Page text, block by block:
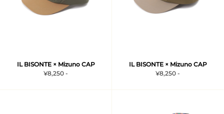
IL BISONTE × Mizuno CAP
¥8,250 -
IL BISONTE × Mizuno CAP
¥8,250 -